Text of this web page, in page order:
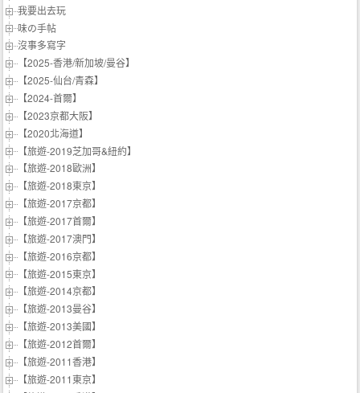
我要出去玩
味の手帖‬
沒事多寫字
【2025-香港/新加坡/曼谷】
【2025-仙台/青森】
【2024-首爾】
【2023京都大阪】
【2020北海道】
【旅遊-2019芝加哥&紐約】
【旅遊-2018歐洲】
【旅遊-2018東京】
【旅遊-2017京都】
【旅遊-2017首爾】
【旅遊-2017澳門】
【旅遊-2016京都】
【旅遊-2015東京】
【旅遊-2014京都】
【旅遊-2013曼谷】
【旅遊-2013美國】
【旅遊-2012首爾】
【旅遊-2011香港】
【旅遊-2011東京】